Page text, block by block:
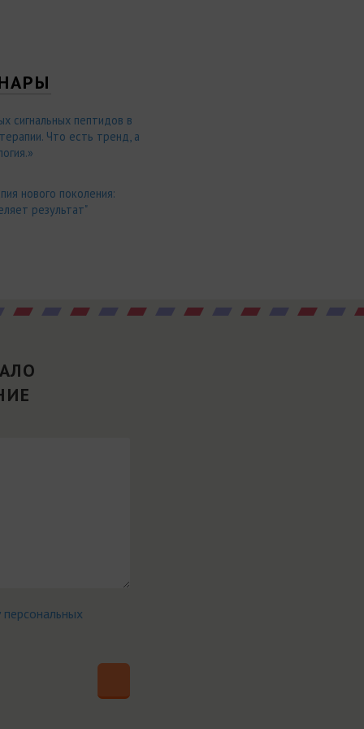
сигнальных пептидов в
Что есть тренд, а
нового поколения:
результат"